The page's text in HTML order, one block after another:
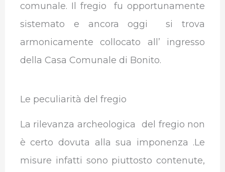
comunale. Il fregio fu opportunamente
sistemato e ancora oggi si trova
armonicamente collocato all’ ingresso
della Casa Comunale di Bonito.
Le peculiarità del fregio
La rilevanza archeologica del fregio non
è certo dovuta alla sua imponenza .Le
misure infatti sono piuttosto contenute,